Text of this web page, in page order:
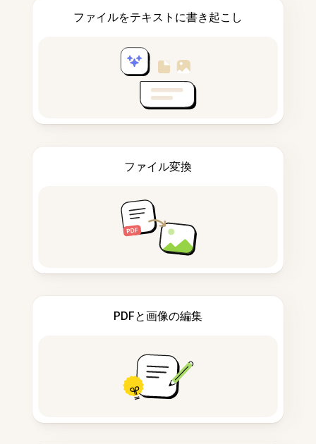
ファイルをテキストに書き起こし
ファイル変換
PDFと画像の編集